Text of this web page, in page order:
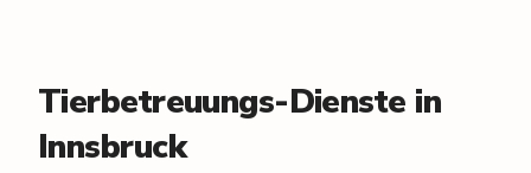
Tierbetreuungs-Dienste in
Innsbruck